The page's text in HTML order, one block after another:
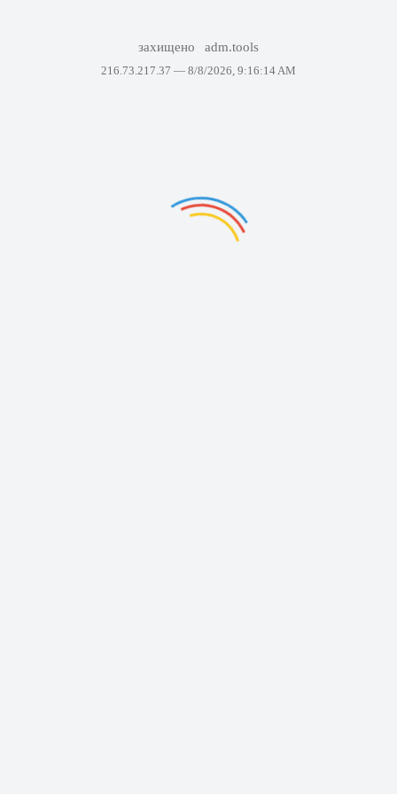
захищено adm.tools
216.73.217.37 — 8/8/2026, 9:16:14 AM